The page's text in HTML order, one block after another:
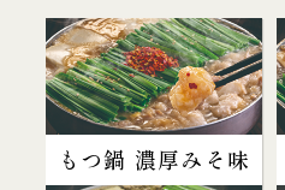
もつ鍋 濃厚みそ味